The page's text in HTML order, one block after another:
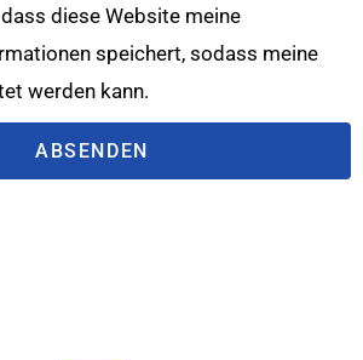
diese Website meine
speichert, sodass meine
werden kann.
ABSENDEN